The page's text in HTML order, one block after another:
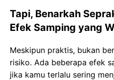
Tapi, Benarkah
Efek Samping yang
Meskipun praktis, bukan
risiko. Ada beberapa efek
jika kamu terlalu sering